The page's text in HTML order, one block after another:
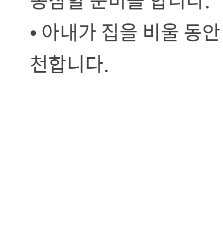
• 아내가 집을 비울 동
천합니다.